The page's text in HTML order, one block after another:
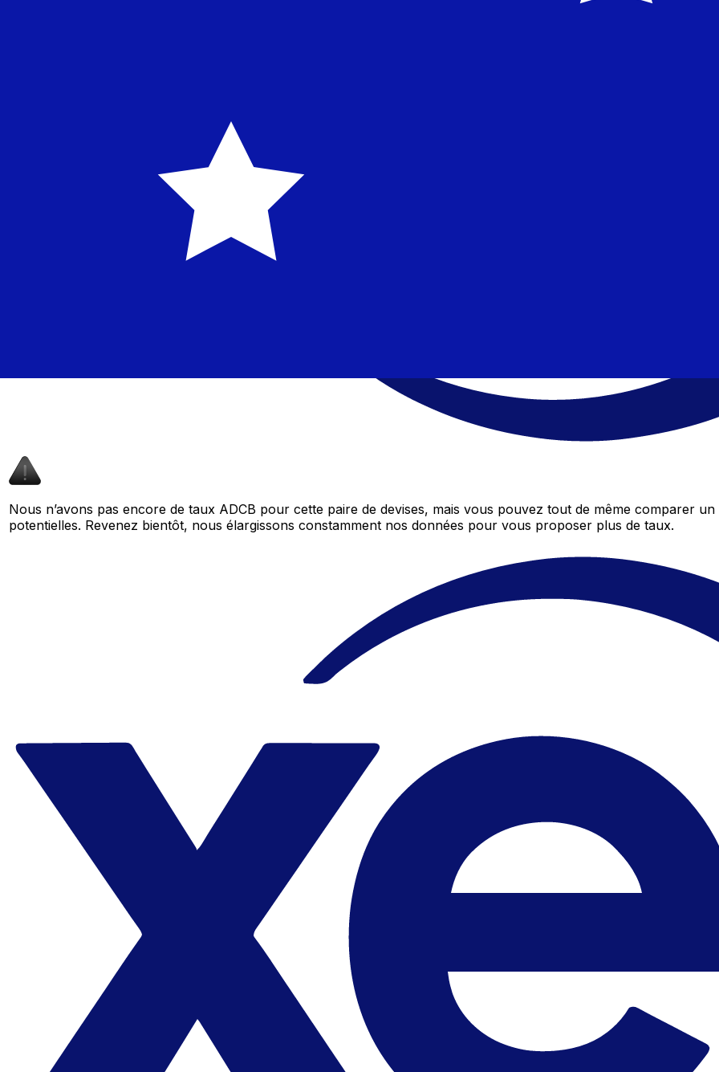
Nous n’avons pas encore de taux ADCB pour cette paire de devises, mais vous pouvez tout de même comparer
potentielles. Revenez bientôt, nous élargissons constamment nos données pour vous proposer plus de taux.